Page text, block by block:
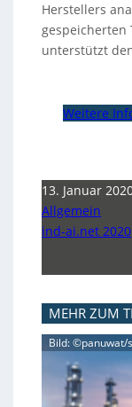
Herstellers
gespeicherten
unterstützt
Weitere
13. Januar
Allgemein
ind-ai.net 2020
MEHR ZUM
Bild: ©panuwat/